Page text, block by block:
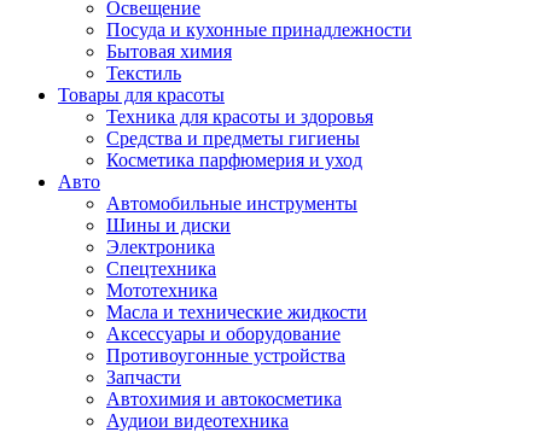
Освещение
Посуда и кухонные принадлежности
Бытовая химия
Текстиль
Товары для красоты
Техника для красоты и здоровья
Средства и предметы гигиены
Косметика парфюмерия и уход
Авто
Автомобильные инструменты
Шины и диски
Электроника
Спецтехника
Мототехника
Масла и технические жидкости
Аксессуары и оборудование
Противоугонные устройства
Запчасти
Автохимия и автокосметика
Аудиои видеотехника